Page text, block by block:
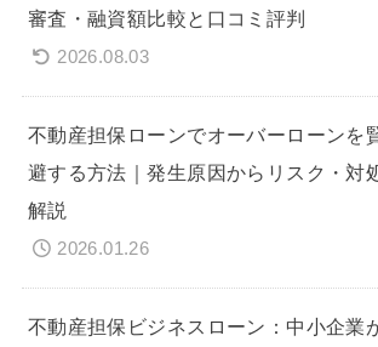
審査・融資額比較と口コミ評判
2026.08.03
不動産担保ローンでオーバーローンを
避する方法｜発生原因からリスク・対
解説
2026.01.26
不動産担保ビジネスローン：中小企業